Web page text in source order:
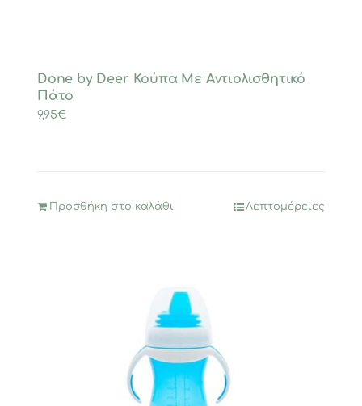
Done by Deer Κούπα Mε Aντιολισθητικό
Πάτο
9,95€
Προσθήκη στο καλάθι Λεπτομέρειες